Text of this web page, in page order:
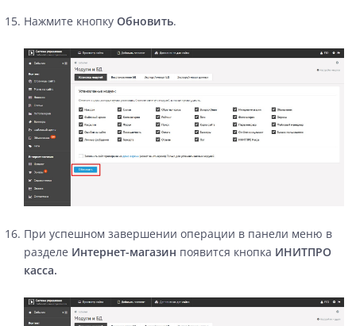
Нажмите кнопку Обновить.
При успешном завершении операции в панели меню в
разделе Интернет-магазин появится кнопка ИНИТПРО
касса.